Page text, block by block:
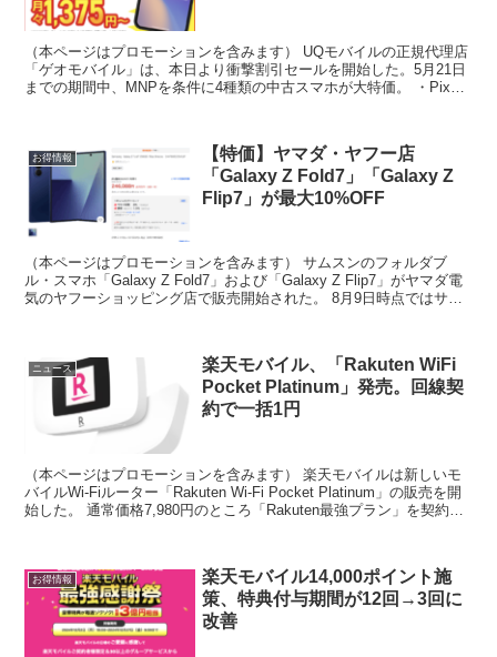
（本ページはプロモーションを含みます） UQモバイルの正規代理店
「ゲオモバイル」は、本日より衝撃割引セールを開始した。5月21日
までの期間中、MNPを条件に4種類の中古スマホが大特価。 ・Pixel
お得情報
【特価】ヤマダ・ヤフー店
「Galaxy Z Fold7」「Galaxy Z
Flip7」が最大10%OFF
（本ページはプロモーションを含みます） サムスンのフォルダブ
ル・スマホ「Galaxy Z Fold7」および「Galaxy Z Flip7」がヤマダ電
気のヤフーショッピング店で販売開始された。 8月9日時点ではサム
ニュース
楽天モバイル、「Rakuten WiFi
Pocket Platinum」発売。回線契
約で一括1円
（本ページはプロモーションを含みます） 楽天モバイルは新しいモ
バイルWi-Fiルーター「Rakuten Wi-Fi Pocket Platinum」の販売を開
始した。 通常価格7,980円のところ「Rakuten最強プラン」を契約す
お得情報
楽天モバイル14,000ポイント施
策、特典付与期間が12回→3回に
改善